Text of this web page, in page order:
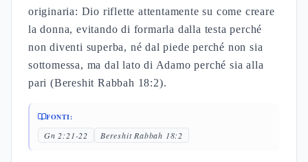
originaria: Dio riflette attentamente su come creare
la donna, evitando di formarla dalla testa perché
non diventi superba, né dal piede perché non sia
sottomessa, ma dal lato di Adamo perché sia alla
pari (Bereshit Rabbah 18:2).
FONTI:
Gn 2:21-22 Bereshit Rabbah 18:2